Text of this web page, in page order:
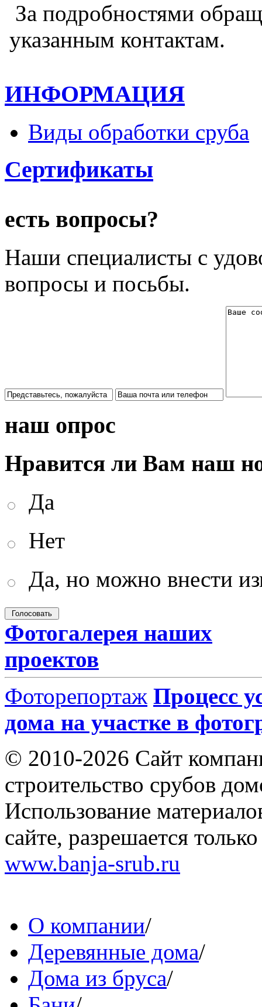
За подробностями
указанным контактам.
ИНФОРМАЦИЯ
Виды обработки сруба
Сертификаты
есть вопросы?
Наши специалисты с
вопросы и посьбы.
наш опрос
Нравится ли Вам наш
Да
Нет
Да, но можно внести
Фотогалерея наших
проектов
Фоторепортаж Процесс
дома на участке в
© 2010-2026 Сайт
строительство срубов
Использование
сайте, разрешается
www.banja-srub.ru
О компании/
Деревянные дома/
Дома из бруса/